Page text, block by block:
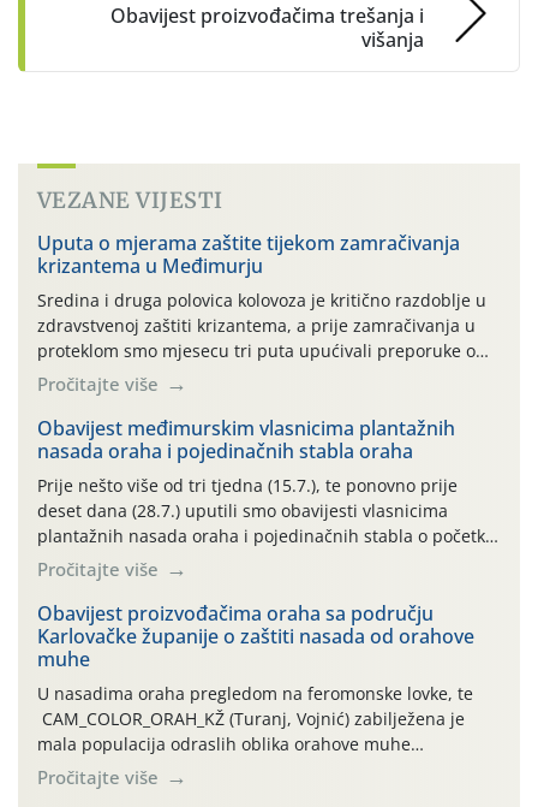
Obavijest proizvođačima trešanja i
višanja
VEZANE VIJESTI
Uputa o mjerama zaštite tijekom zamračivanja
krizantema u Međimurju
Sredina i druga polovica kolovoza je kritično razdoblje u
zdravstvenoj zaštiti krizantema, a prije zamračivanja u
proteklom smo mjesecu tri puta upućivali preporuke o
preventivnim mjerama zaštite krizantema od najčešćih
uzročnika bolesti, štetnika i fito-fagnih grinja (23.7., 14.7.,
06.7.)! Na početku ovog mjeseca je zabilježeno je
povijesno i ekstremno vruće meteorološko razdoblje, uz
najviše temperature […]
Pročitajte više
Obavijest međimurskim vlasnicima plantažnih
nasada oraha i pojedinačnih stabla oraha
Prije nešto više od tri tjedna (15.7.), te ponovno prije
deset dana (28.7.) uputili smo obavijesti vlasnicima
plantažnih nasada oraha i pojedinačnih stabla o početku
leta i ovogodišnjoj potrebi usmjerenog suzbijanja
orahove muhe (Rhagoletis completa)! Već dvanaest dana
traje drugi ovogodišnji “toplinski udar”, koji naročito
izražen zadnja šest dana (31.7.-05.8.), jer najviše
temperature zraka svakodnevno […]
Pročitajte više
Obavijest proizvođačima oraha sa području
Karlovačke županije o zaštiti nasada od orahove
muhe
U nasadima oraha pregledom na feromonske lovke, te
CAM_COLOR_ORAH_KŽ (Turanj, Vojnić) zabilježena je
mala populacija odraslih oblika orahove muhe
(Rhagoletis completa). Niska brojnost može se objasniti
činjenicom da je riječ o mladim nasadima s vrlo malim
Pročitajte više